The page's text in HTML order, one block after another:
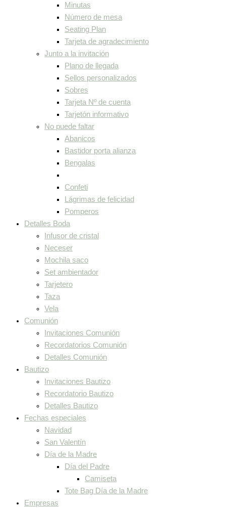
Minutas
Número de mesa
Seating Plan
Tarjeta de agradecimiento
Junto a la invitación
Plano de llegada
Sellos personalizados
Sobres
Tarjeta Nº de cuenta
Tarjetón informativo
No puede faltar
Abanicos
Bastidor porta alianza
Bengalas
Confeti
Lágrimas de felicidad
Pomperos
Detalles Boda
Infusor de cristal
Neceser
Mochila saco
Set ambientador
Tarjetero
Taza
Vela
Comunión
Invitaciones Comunión
Recordatorios Comunión
Detalles Comunión
Bautizo
Invitaciones Bautizo
Recordatorio Bautizo
Detalles Bautizo
Fechas especiales
Navidad
San Valentín
Día de la Madre
Día del Padre
Camiseta
Tote Bag Día de la Madre
Empresas